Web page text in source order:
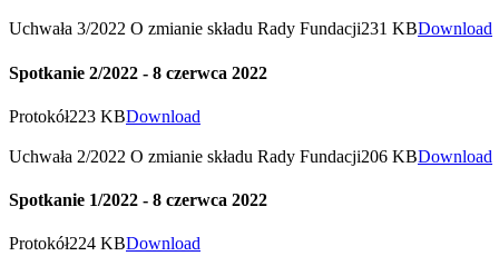
Uchwała 3/2022 O zmianie składu Rady Fundacji231 KBDownload
Spotkanie 2/2022 - 8 czerwca 2022
Protokół223 KBDownload
Uchwała 2/2022 O zmianie składu Rady Fundacji206 KBDownload
Spotkanie 1/2022 - 8 czerwca 2022
Protokół224 KBDownload